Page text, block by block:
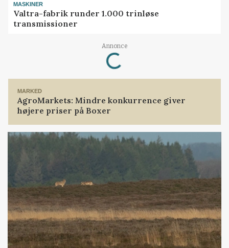
MASKINER
Valtra-fabrik runder 1.000 trinløse
transmissioner
Annonce
Loading...
MARKED
AgroMarkets: Mindre konkurrence giver
højere priser på Boxer